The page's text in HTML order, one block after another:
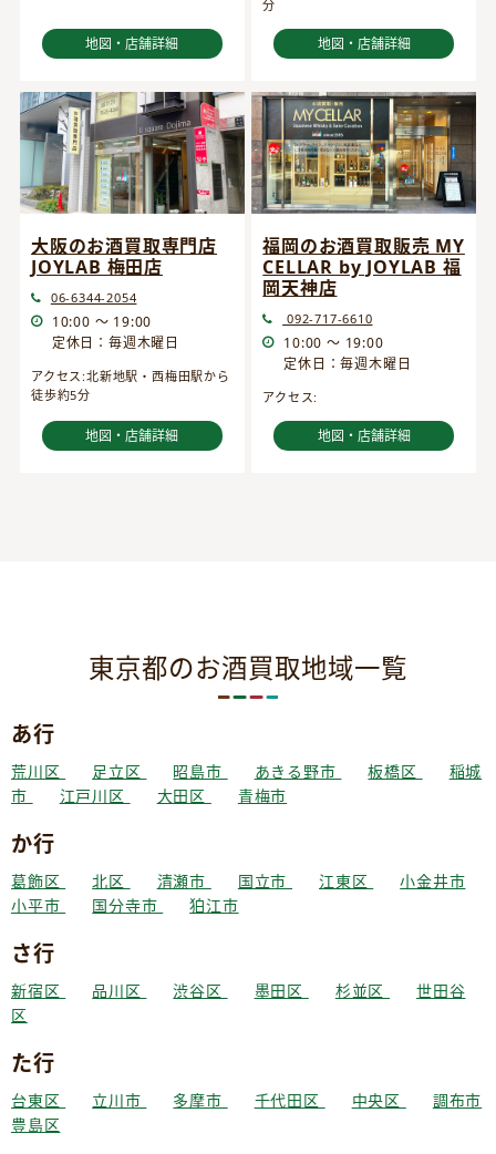
地図・店舗詳細
分
地図・店舗詳細
大阪のお酒買取専門店
JOYLAB 梅田店
06-6344-2054
10:00 ～ 19:00
定休日：毎週木曜日
アクセス:北新地駅・西梅田駅から
徒歩約5分
地図・店舗詳細
福岡のお酒買取販売 MY
CELLAR by JOYLAB 福
岡天神店
092-717-6610
10:00 ～ 19:00
定休日：毎週木曜日
アクセス:
地図・店舗詳細
東京都のお酒買取地域一覧
あ行
荒川区 足立区 昭島市 あきる野市 板橋区
稲城
市
江戸川区 大田区 青梅市
か行
葛飾区 北区 清瀬市 国立市 江東区
小金井市
小平市
国分寺市 狛江市
さ行
新宿区 品川区 渋谷区 墨田区 杉並区
世田谷
区
た行
台東区 立川市 多摩市 千代田区 中央区
調布市
豊島区